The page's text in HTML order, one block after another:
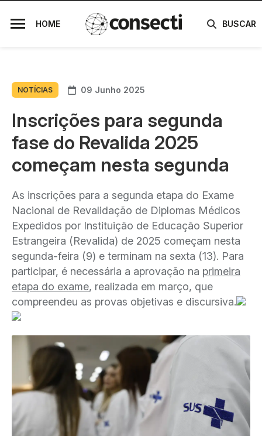
HOME BUSCAR
NOTÍCIAS 09 Junho 2025
Inscrições para segunda
fase do Revalida 2025
começam nesta segunda
As inscrições para a segunda etapa do Exame
Nacional de Revalidação de Diplomas Médicos
Expedidos por Instituição de Educação Superior
Estrangeira (Revalida) de 2025 começam nesta
segunda-feira (9) e terminam na sexta (13). Para
participar, é necessária a aprovação na primeira
etapa do exame, realizada em março, que
compreendeu as provas objetivas e discursiva.